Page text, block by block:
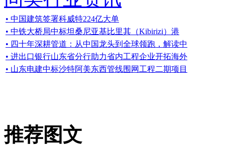
• 中国建筑签署科威特224亿大单
• 中铁大桥局中标坦桑尼亚基比里其（Kibirizi）港
• 四十年深耕管道：从中国龙头到全球领跑，解读中
• 进出口银行山东省分行助力省内工程企业开拓海外
• 山东电建中标沙特阿美东西管线围网工程二期项目
推荐图文